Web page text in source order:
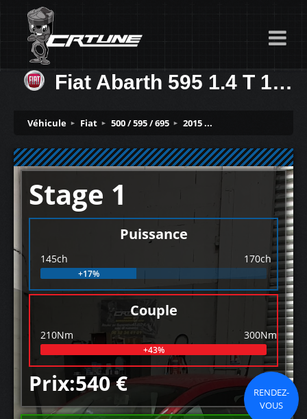
Fiat Abarth 595 1.4 T 145ch
Véhicule Fiat 500 / 595 / 695 2015 ...
Stage 1
Puissance
145ch 170ch
+17%
Couple
210Nm 300Nm
+43%
Prix:540 €
RENDEZ-
VOUS